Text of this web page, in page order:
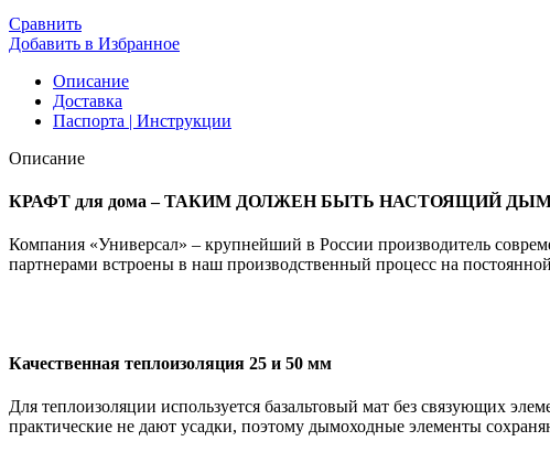
Сравнить
Добавить в Избранное
Описание
Доставка
Паспорта | Инструкции
Описание
КРАФТ для дома – ТАКИМ ДОЛЖЕН БЫТЬ НАСТОЯЩИЙ
Компания «Универсал» – крупнейший в России производитель
партнерами встроены в наш производственный процесс на
Качественная теплоизоляция 25 и 50 мм
Для теплоизоляции используется базальтовый мат без связующих
практические не дают усадки, поэтому дымоходные элементы